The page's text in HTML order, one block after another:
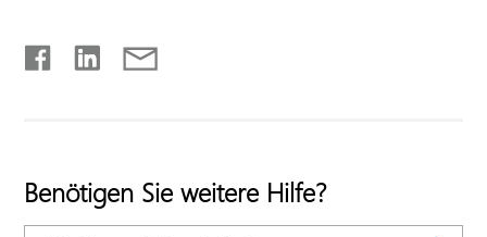
Benötigen Sie weitere Hilfe?